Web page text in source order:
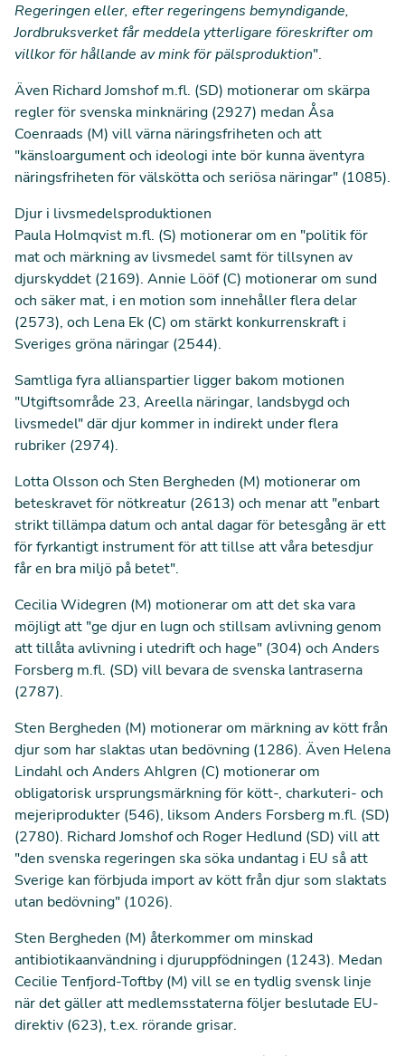
Regeringen eller, efter regeringens bemyndigande,
Jordbruksverket får meddela ytterligare föreskrifter om
villkor för hållande av mink för pälsproduktion".
Även Richard Jomshof m.fl. (SD) motionerar om skärpa
regler för svenska minknäring (2927) medan Åsa
Coenraads (M) vill värna näringsfriheten och att
"känsloargument och ideologi inte bör kunna äventyra
näringsfriheten för välskötta och seriösa näringar" (1085).
Djur i livsmedelsproduktionen
Paula Holmqvist m.fl. (S) motionerar om en "politik för
mat och märkning av livsmedel samt för tillsynen av
djurskyddet (2169). Annie Lööf (C) motionerar om sund
och säker mat, i en motion som innehåller flera delar
(2573), och Lena Ek (C) om stärkt konkurrenskraft i
Sveriges gröna näringar (2544).
Samtliga fyra allianspartier ligger bakom motionen
"Utgiftsområde 23, Areella näringar, landsbygd och
livsmedel" där djur kommer in indirekt under flera
rubriker (2974).
Lotta Olsson och Sten Bergheden (M) motionerar om
beteskravet för nötkreatur (2613) och menar att "enbart
strikt tillämpa datum och antal dagar för betesgång är ett
för fyrkantigt instrument för att tillse att våra betesdjur
får en bra miljö på betet".
Cecilia Widegren (M) motionerar om att det ska vara
möjligt att "ge djur en lugn och stillsam avlivning genom
att tillåta avlivning i utedrift och hage" (304) och Anders
Forsberg m.fl. (SD) vill bevara de svenska lantraserna
(2787).
Sten Bergheden (M) motionerar om märkning av kött från
djur som har slaktas utan bedövning (1286). Även Helena
Lindahl och Anders Ahlgren (C) motionerar om
obligatorisk ursprungsmärkning för kött-, charkuteri- och
mejeriprodukter (546), liksom Anders Forsberg m.fl. (SD)
(2780). Richard Jomshof och Roger Hedlund (SD) vill att
"den svenska regeringen ska söka undantag i EU så att
Sverige kan förbjuda import av kött från djur som slaktats
utan bedövning" (1026).
Sten Bergheden (M) återkommer om minskad
antibiotikaanvändning i djuruppfödningen (1243). Medan
Cecilie Tenfjord-Toftby (M) vill se en tydlig svensk linje
när det gäller att medlemsstaterna följer beslutade EU-
direktiv (623), t.ex. rörande grisar.